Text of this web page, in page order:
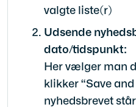
valgte liste(r)
Udsende
dato/tidspunkt:
Her vælger man
klikker “Save
nyhedsbrevet